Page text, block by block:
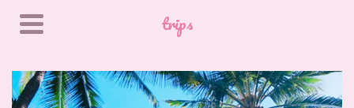
trips